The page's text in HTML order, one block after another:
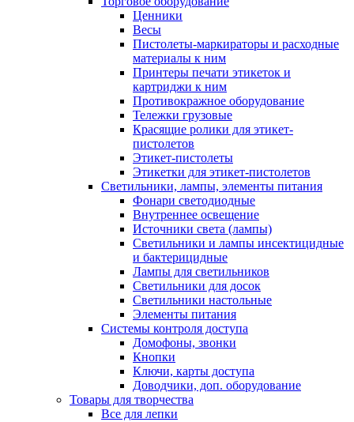
Ценники
Весы
Пистолеты-маркираторы и расходные
материалы к ним
Принтеры печати этикеток и
картриджи к ним
Противокражное оборудование
Тележки грузовые
Красящие ролики для этикет-
пистолетов
Этикет-пистолеты
Этикетки для этикет-пистолетов
Светильники, лампы, элементы питания
Фонари светодиодные
Внутреннее освещение
Источники света (лампы)
Светильники и лампы инсектицидные
и бактерицидные
Лампы для светильников
Светильники для досок
Светильники настольные
Элементы питания
Системы контроля доступа
Домофоны, звонки
Кнопки
Ключи, карты доступа
Доводчики, доп. оборудование
Товары для творчества
Все для лепки